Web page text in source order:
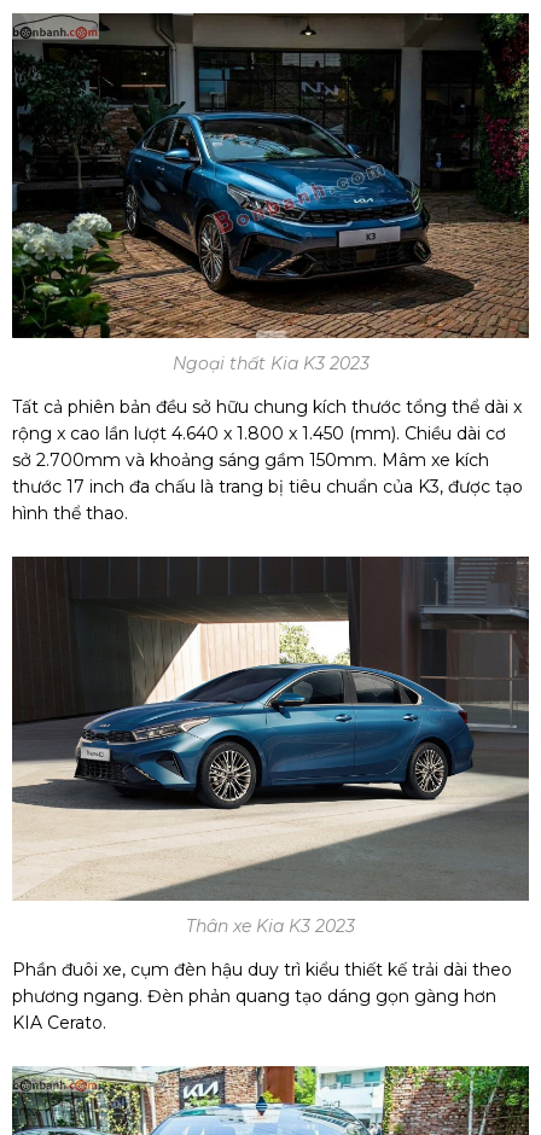
Ngoại thất Kia K3 2023
Tất cả phiên bản đều sở hữu chung kích thước tổng thể dài x
rộng x cao lần lượt 4.640 x 1.800 x 1.450 (mm). Chiều dài cơ
sở 2.700mm và khoảng sáng gầm 150mm. Mâm xe kích
thước 17 inch đa chấu là trang bị tiêu chuẩn của K3, được tạo
hình thể thao.
Thân xe Kia K3 2023
Phần đuôi xe, cụm đèn hậu duy trì kiểu thiết kế trải dài theo
phương ngang. Đèn phản quang tạo dáng gọn gàng hơn
KIA Cerato.